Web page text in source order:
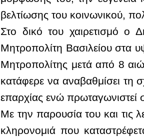
βελτίωσης του κοινωνικού,
Στο δικό του χαιρετισμό
Μητροπολίτη Βασιλείου στα
Μητροπολίτης μετά από 8
κατάφερε να αναβαθμίσει τη
επαρχίας ενώ πρωταγωνιστεί
Με την παρουσία του και τις
κληρονομιά που